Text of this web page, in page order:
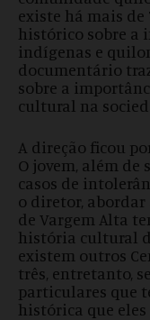
existe há mais de
histórico sobre a
indígenas e
documentário
sobre a
cultural na
A direção ficou
O jovem, além de
casos de
o diretor, abordar
de Vargem Alta
história cultural
existem outros
três, entretanto,
particulares que
histórica que eles